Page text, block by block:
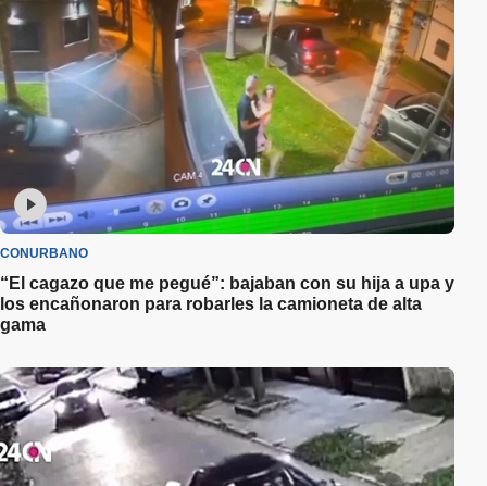
CONURBANO
“El cagazo que me pegué”: bajaban con su hija a upa y
los encañonaron para robarles la camioneta de alta
gama